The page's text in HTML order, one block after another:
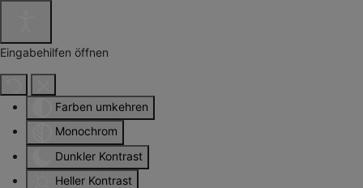
Eingabehilfen öffnen
Farben umkehren
Monochrom
Dunkler Kontrast
Heller Kontrast